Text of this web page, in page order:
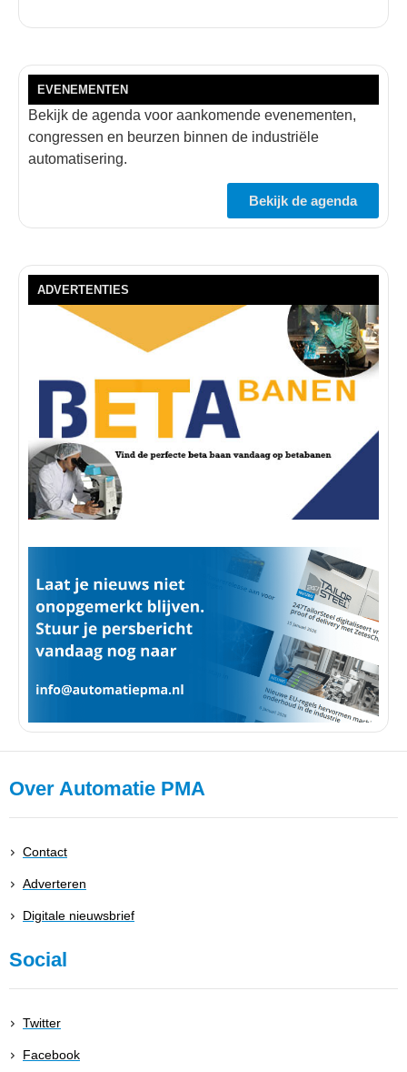
EVENEMENTEN
Bekijk de agenda voor aankomende evenementen,
congressen en beurzen binnen de industriële
automatisering.
Bekijk de agenda
ADVERTENTIES
Over Automatie PMA
Contact
Adverteren
Digitale nieuwsbrief
Social
Twitter
Facebook